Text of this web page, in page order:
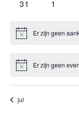
0
31
0
1
BerichtEr zijn geen
BerichtEr zijn geen
jul